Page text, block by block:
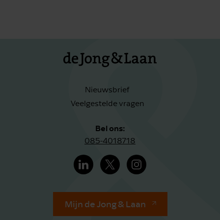
Nieuwsbrief
Veelgestelde vragen
Bel ons:
085-4018718
Mijn de Jong & Laan